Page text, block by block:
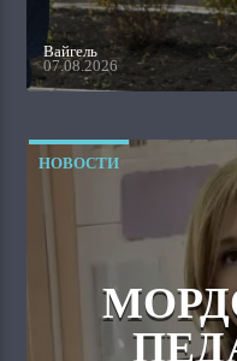
Вайгель
07.08.2026
НОВОСТИ